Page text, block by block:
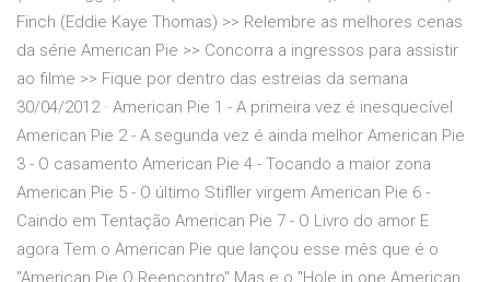
Finch (Eddie Kaye Thomas) >> Relembre as melhores cenas
da série American Pie >> Concorra a ingressos para assistir
ao filme >> Fique por dentro das estreias da semana
30/04/2012 · American Pie 1 - A primeira vez é inesquecível
American Pie 2 - A segunda vez é ainda melhor American Pie
3 - O casamento American Pie 4 - Tocando a maior zona
American Pie 5 - O último Stifller virgem American Pie 6 -
Caindo em Tentação American Pie 7 - O Livro do amor E
agora Tem o American Pie que lançou esse mês que é o